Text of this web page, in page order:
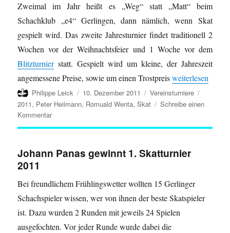
Zweimal im Jahr heißt es „Weg“ statt „Matt“ beim
Schachklub „e4“ Gerlingen, dann nämlich, wenn Skat
gespielt wird. Das zweite Jahresturnier findet traditionell 2
Wochen vor der Weihnachtsfeier und 1 Woche vor dem
Blitzturnierstatt. Gespielt wird um kleine, der Jahreszeit
angemessene Preise, sowie um einen Trostpreis„2. Skatturnier
weiterlesen
Autor
Philippe Leick
Veröffentlicht
am
10. Dezember 2011 Kategorien
Vereinsturniere
2011, Peter Heilmann, Romuald Wenta,Skat
Schreibe einen
Kommentarzu
2.
Johann Panas gewinnt 1. Skatturnier
2011
Bei freundlichem Frühlingswetter wollten 15 Gerlinger
Schachspieler wissen, wer von ihnen der beste Skatspieler
ist. Dazu wurden 2 Runden mit jeweils 24 Spielen
ausgefochten. Vor jeder Runde wurde dabei die